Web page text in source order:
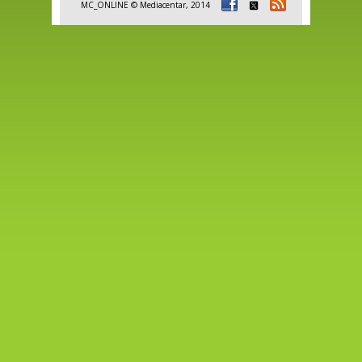
MC_ONLINE © Mediacentar, 2014